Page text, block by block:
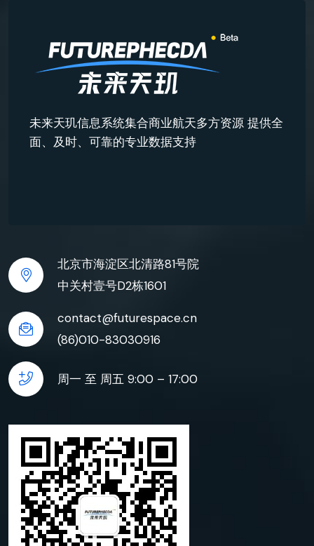
未来天玑信息系统集合商业航天多方资源 提供全
面、及时、可靠的专业数据支持
北京市海淀区北清路81号院
中关村壹号D2栋1601
contact@futurespace.cn
(86)010-83030916
周一 至 周五 9:00 – 17:00